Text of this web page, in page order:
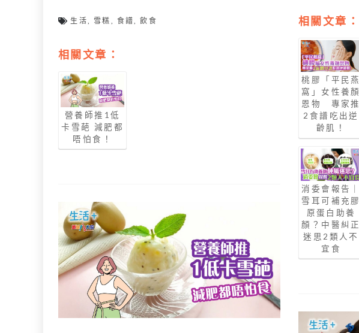
生活, 雪糕 , 食譜,飲食
相關文章：
營養師推1低
卡雪葩 減肥都
唔怕食！
相關文章：
桃膠「平民燕
窩」女性養顏
恩物 專家推
2食譜吃出逆
齡肌！
消委會報告｜
雪耳可補充膠
原蛋白助養
顏？中醫糾正
迷思2類人不
宜食